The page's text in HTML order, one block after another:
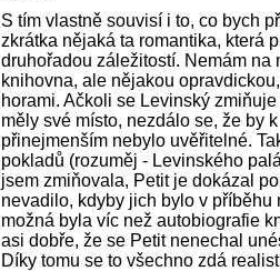
S tím vlastně souvisí i to, co bych
zkrátka nějaká ta romantika, která
druhořadou záležitostí. Nemám
knihovna, ale nějakou
horami. Ačkoli se Levinský
měly své místo, nezdálo se, že by
přinejmenším nebylo uvěřitelné.
pokladů (rozuměj - Levinského
jsem zmiňovala, Petit je dokázal
nevadilo, kdyby jich bylo v příběhu
možná byla víc než autobiografie
asi dobře, že se Petit nenechal
Díky tomu se to všechno zdá